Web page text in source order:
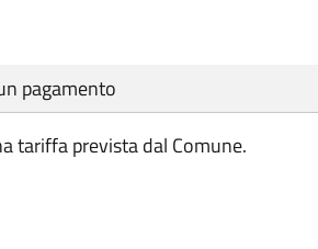
pagamento
tariffa prevista dal Comune.